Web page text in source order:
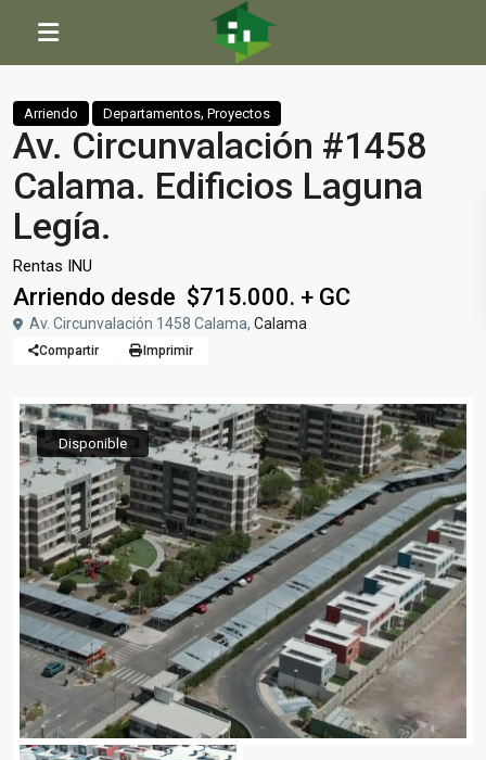
Inicio
Proyectos
Av. Circunvalación #1458 Calama. Edificios Laguna Legía.
Arriendo Departamentos, Proyectos
Av. Circunvalación #1458
Calama. Edificios Laguna
Legía.
Rentas INU
Arriendo desde $715.000. + GC
Av. Circunvalación 1458 Calama, Calama
Compartir Imprimir
Disponible